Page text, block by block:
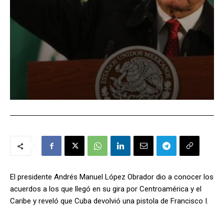
El presidente Andrés Manuel López Obrador dio a conocer los
acuerdos a los que llegó en su gira por Centroamérica y el
Caribe y reveló que Cuba devolvió una pistola de Francisco I.